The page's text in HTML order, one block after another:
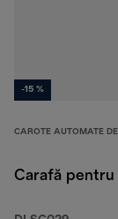
-15 %
CAROTE AUTOMATE
Carafă pentru